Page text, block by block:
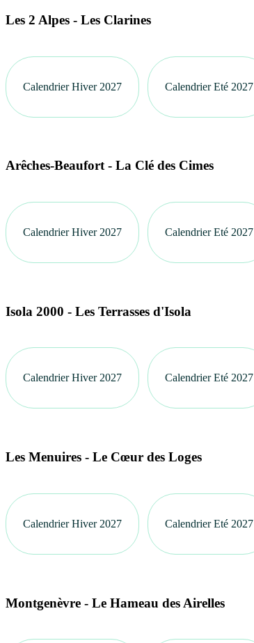
Les 2 Alpes - Les Clarines
Calendrier Hiver 2027 Calendrier Eté 2027
Arêches-Beaufort - La Clé des Cimes
Calendrier Hiver 2027 Calendrier Eté 2027
Isola 2000 - Les Terrasses d'Isola
Calendrier Hiver 2027 Calendrier Eté 2027
Les Menuires - Le Cœur des Loges
Calendrier Hiver 2027 Calendrier Eté 2027
Montgenèvre - Le Hameau des Airelles